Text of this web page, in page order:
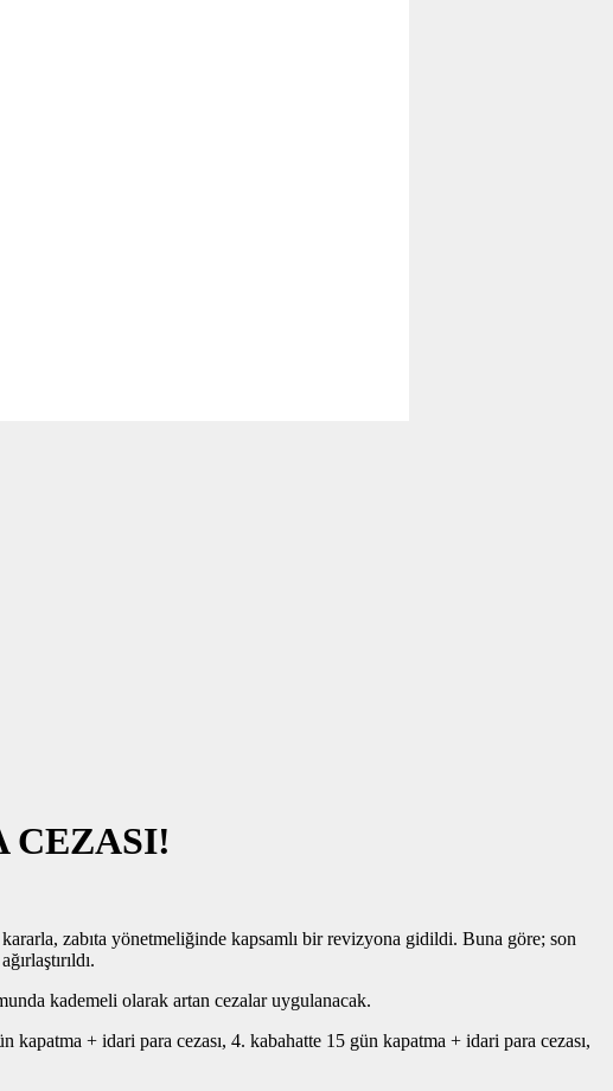
CEZASI!
zabıta yönetmeliğinde kapsamlı bir revizyona gidildi. Buna göre; son
kademeli olarak artan cezalar uygulanacak.
+ idari para cezası, 4. kabahatte 15 gün kapatma + idari para cezası,